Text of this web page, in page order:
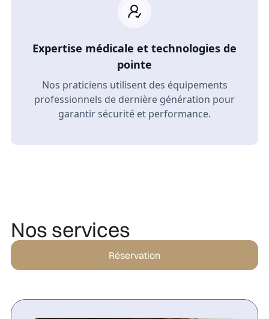
Expertise médicale et technologies de
pointe
Nos praticiens utilisent des équipements
professionnels de dernière génération pour
garantir sécurité et performance.
Nos services
Réservation